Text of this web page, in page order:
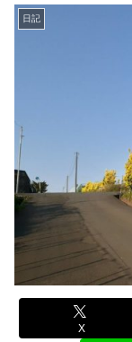
日記
X